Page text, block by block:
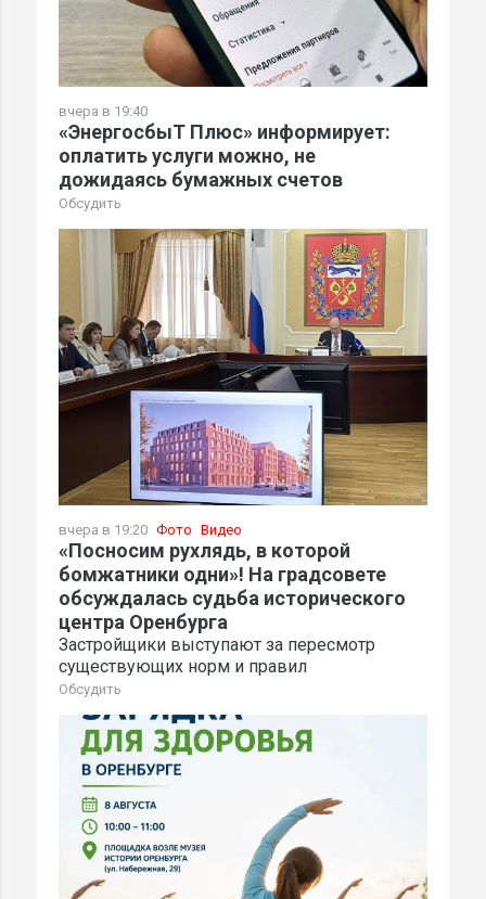
вчера в 19:40
«ЭнергосбыТ Плюс» информирует:
оплатить услуги можно, не
дожидаясь бумажных счетов
Обсудить
вчера в 19:20 Фото Видео
«Посносим рухлядь, в которой
бомжатники одни»! На градсовете
обсуждалась судьба исторического
центра Оренбурга
Застройщики выступают за пересмотр
существующих норм и правил
Обсудить